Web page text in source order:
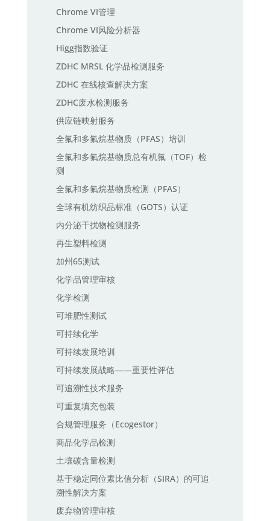
Chrome VI管理
Chrome VI风险分析器
Higg指数验证
ZDHC MRSL 化学品检测服务
ZDHC 在线核查解决方案
ZDHC废水检测服务
供应链映射服务
全氟和多氟烷基物质（PFAS）培训
全氟和多氟烷基物质总有机氟（TOF）检
测
全氟和多氟烷基物质检测（PFAS）
全球有机纺织品标准（GOTS）认证
内分泌干扰物检测服务
再生塑料检测
加州65测试
化学品管理审核
化学检测
可堆肥性测试
可持续化学
可持续发展培训
可持续发展战略——重要性评估
可追溯性技术服务
可重复填充包装
合规管理服务（Ecogestor）
商品化学品检测
土壤碳含量检测
基于稳定同位素比值分析（SIRA）的可追
溯性解决方案
废弃物管理审核